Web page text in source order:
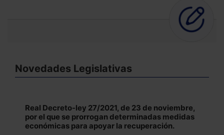
Novedades Legislativas
Real Decreto-ley 27/2021, de 23 de noviembre,
por el que se prorrogan determinadas medidas
económicas para apoyar la recuperación.